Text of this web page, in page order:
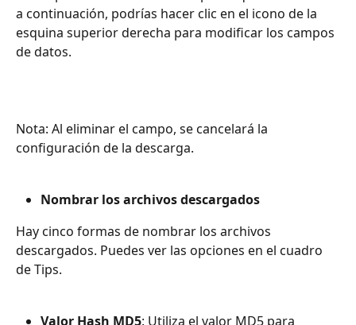
a continuación, podrías hacer clic en el icono de la
esquina superior derecha para modificar los campos
de datos.
Nota: Al eliminar el campo, se cancelará la
configuración de la descarga.
Nombrar los archivos descargados
Hay cinco formas de nombrar los archivos
descargados. Puedes ver las opciones en el cuadro
de Tips.
Valor Hash MD5: Utiliza el valor MD5 para